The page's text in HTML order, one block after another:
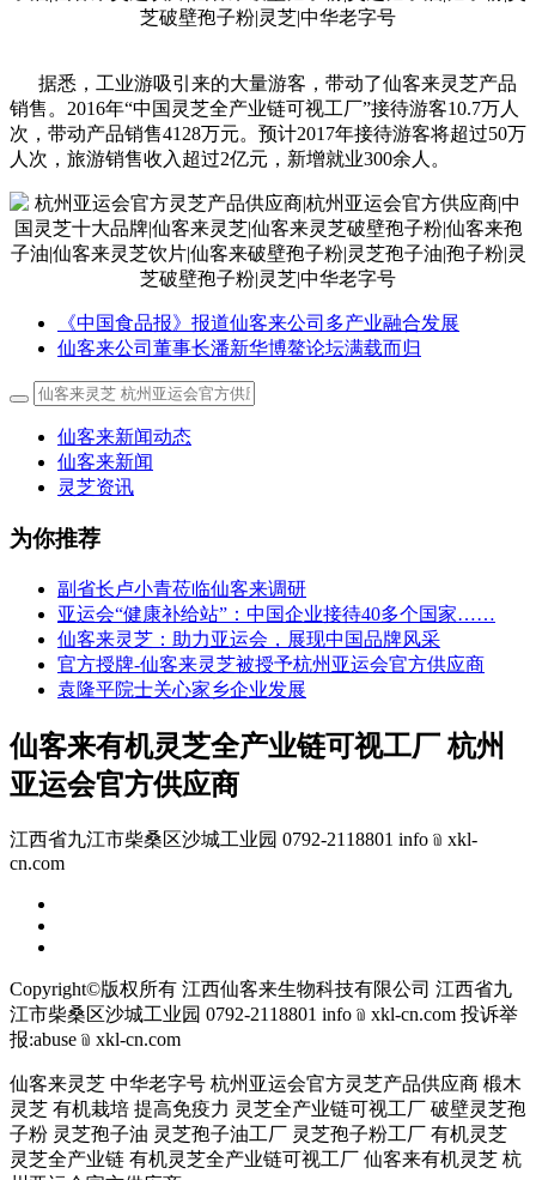
据悉，工业游吸引来的大量游客，带动了仙客来灵芝产品
销售。2016年“中国灵芝全产业链可视工厂”接待游客10.7万人
次，带动产品销售4128万元。预计2017年接待游客将超过50万
人次，旅游销售收入超过2亿元，新增就业300余人。
《中国食品报》报道仙客来公司多产业融合发展
仙客来公司董事长潘新华博鳌论坛满载而归
仙客来新闻动态
仙客来新闻
灵芝资讯
为你推荐
副省长卢小青莅临仙客来调研
亚运会“健康补给站”：中国企业接待40多个国家……
仙客来灵芝：助力亚运会，展现中国品牌风采
官方授牌-仙客来灵芝被授予杭州亚运会官方供应商
袁隆平院士关心家乡企业发展
仙客来有机灵芝全产业链可视工厂 杭州
亚运会官方供应商
江西省九江市柴桑区沙城工业园 0792-2118801 info﹫xkl-
cn.com
Copyright©版权所有 江西仙客来生物科技有限公司 江西省九
江市柴桑区沙城工业园 0792-2118801 info﹫xkl-cn.com 投诉举
报:abuse﹫xkl-cn.com
仙客来灵芝 中华老字号 杭州亚运会官方灵芝产品供应商 椴木
灵芝 有机栽培 提高免疫力 灵芝全产业链可视工厂 破壁灵芝孢
子粉 灵芝孢子油 灵芝孢子油工厂 灵芝孢子粉工厂 有机灵芝
灵芝全产业链 有机灵芝全产业链可视工厂 仙客来有机灵芝 杭